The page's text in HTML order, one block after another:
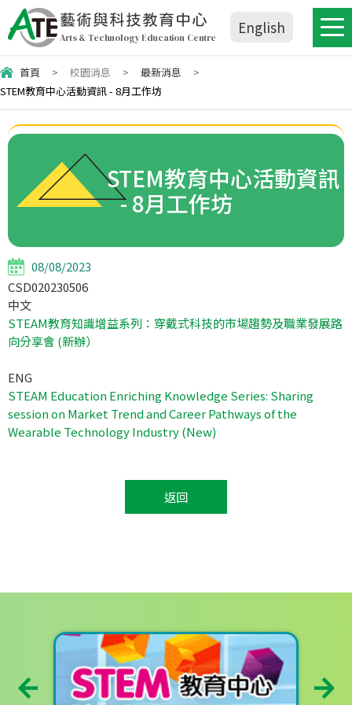
藝術與科技教育中心
Arts & Technology Education Centre
English
首頁 > 校園消息 > 最新消息
>
STEM教育中心活動資訊 - 8月工作坊
STEM教育中心活動資訊
- 8月工作坊
08/08/2023
CSD020230506
中文
STEAM教育知識增益系列：穿戴式科技的市場趨勢及職業發展路
向分享會 (新辦）
ENG
STEAM Education Enriching Knowledge Series: Sharing
session on Market Trend and Career Pathways of the
Wearable Technology Industry (New)
返回